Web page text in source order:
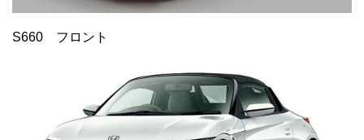
S660 フロント